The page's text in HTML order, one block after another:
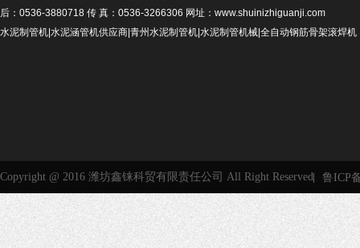
后：0536-3880718 传 真：0536-3266306 网址：www.shuinizhiguanji.com
水泥制管机|水泥涵管机供应商|青州水泥制管机|水泥制管机械|全自动钢筋骨架滚焊机
Copyright @ 2016 潍坊鑫铼科贸有限责任公司 All Right Reserved 鲁ICP